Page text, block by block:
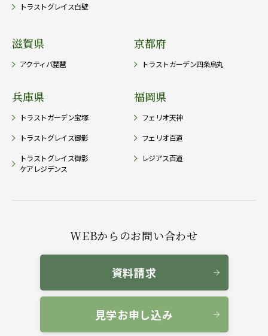
トラストグレイス白壁
滋賀県
アクティバ琵琶
京都府
トラストガーデン四条烏丸
兵庫県
トラストガーデン宝塚
トラストグレイス御影
トラストグレイス御影
ケアレジデンス
福岡県
フェリオ天神
フェリオ百道
レジアス百道
WEBからのお問い合わせ
資料請求
見学お申し込み